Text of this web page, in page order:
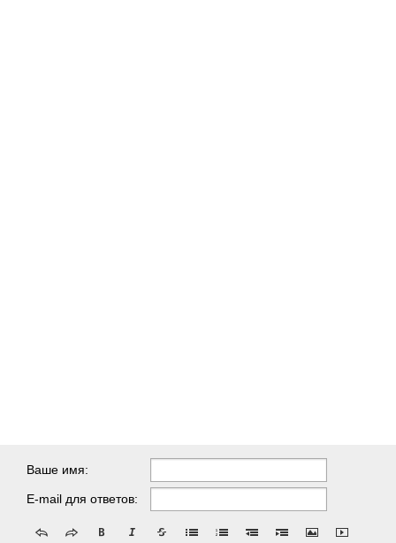
Ваше имя:
E-mail для ответов: